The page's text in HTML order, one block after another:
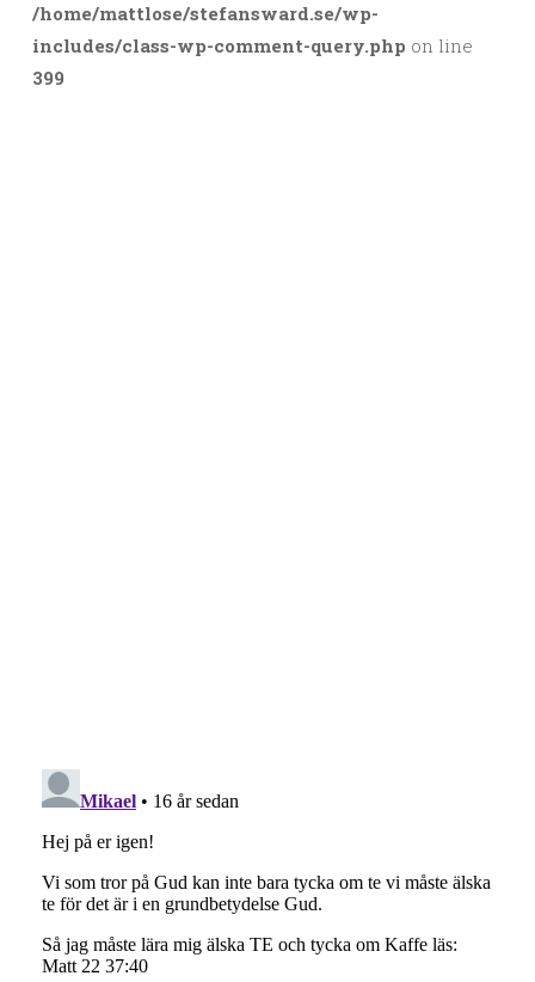
/home/mattlose/stefansward.se/wp-
includes/class-wp-comment-query.php on line
399